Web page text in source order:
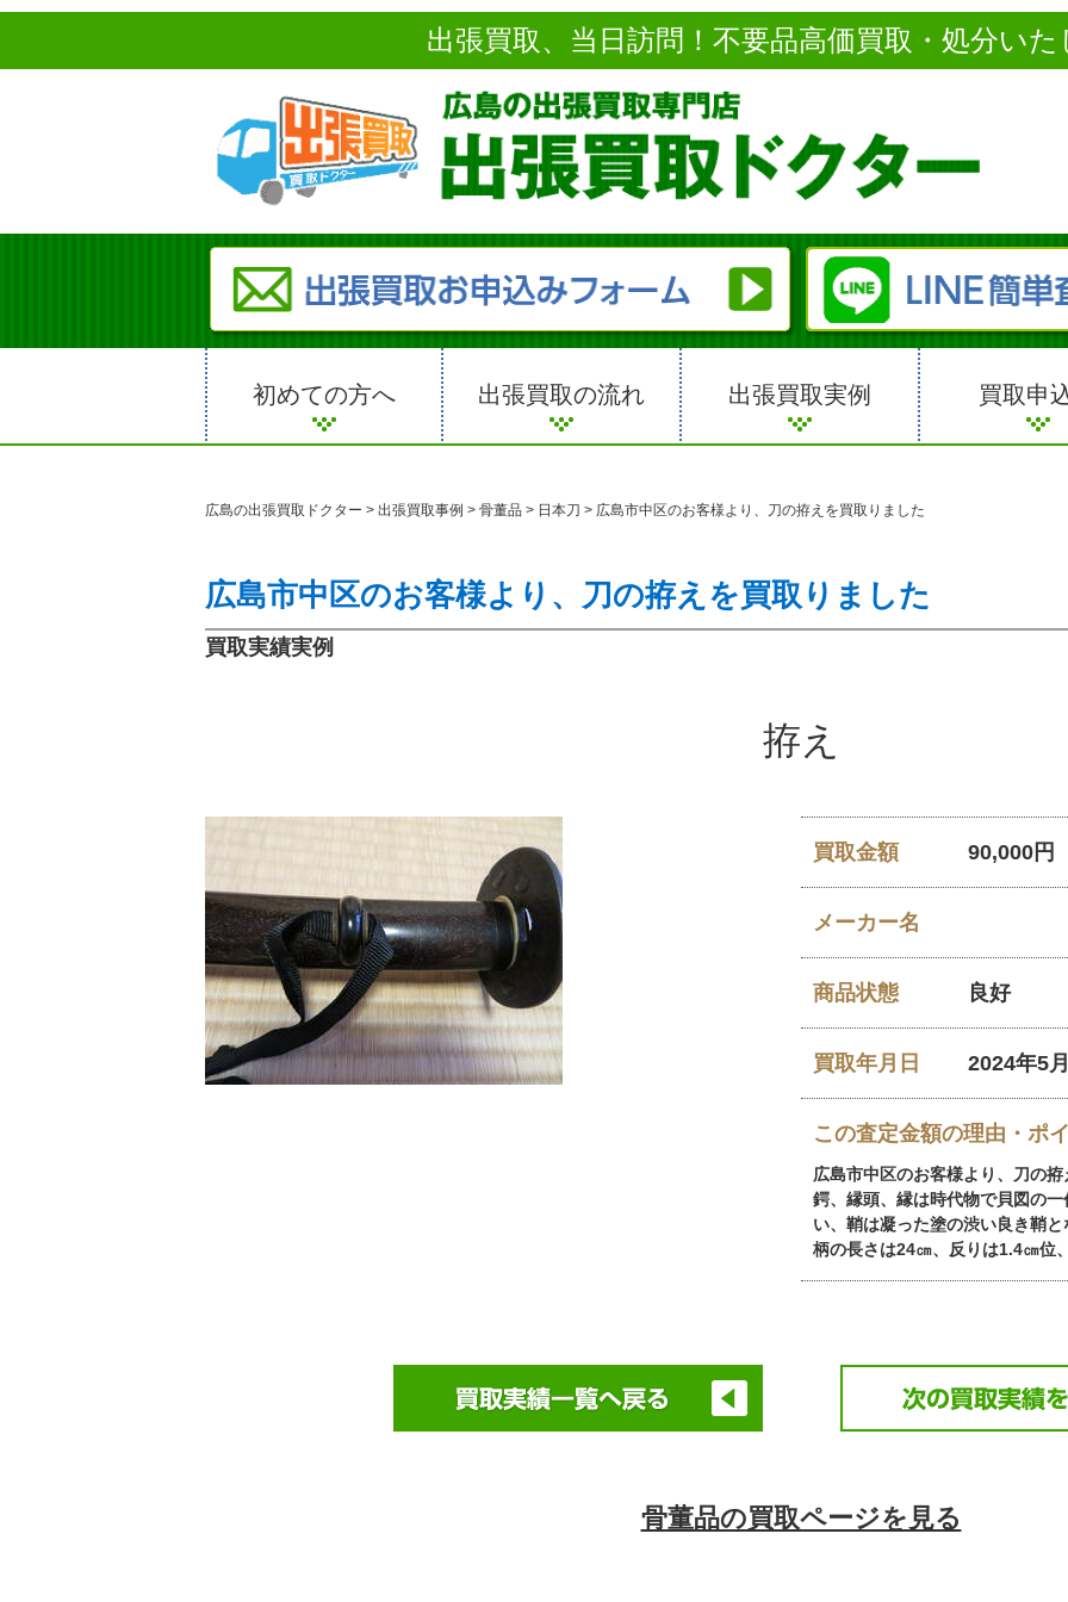
出張買取、当日訪問！不要品高価買取・処分い
初めての方へ 出張買取の流れ 出張買取実例 買取申
広島の出張買取ドクター > 出張買取事例 > 骨董品 > 日本刀 > 広島市中区のお客様より、刀の拵えを買取りました
広島市中区のお客様より、刀の拵えを買取りました
買取実績実例
拵え
買取金額 90,000円
メーカー名
商品状態 良好
買取年月日 2024年5
この査定金額の理由・ポ
広島市中区のお客様より、刀の
鍔、縁頭、縁は時代物で貝図の
い、鞘は凝った塗の渋い良き鞘
柄の長さは24㎝、反りは1.4㎝位
骨董品の買取ページを見る